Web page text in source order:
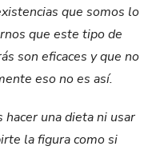
que somos lo
que este tipo de
son eficaces y que no
eso no es así.
una dieta ni usar
la figura como si